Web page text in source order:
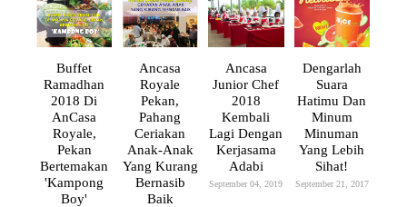
Buffet
Ramadhan
2018 Di
AnCasa
Royale,
Pekan
Bertemakan
'Kampong
Boy'
Ancasa
Royale
Pekan,
Pahang
Ceriakan
Anak-Anak
Yang Kurang
Bernasib
Baik
Ancasa
Junior Chef
2018
Kembali
Lagi Dengan
Kerjasama
Adabi
September 04, 2019
Dengarlah
Suara
Hatimu Dan
Minum
Minuman
Yang Lebih
Sihat!
September 21, 2017